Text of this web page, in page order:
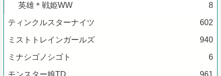
英雄＊戦姫WW 8
ティンクルスターナイツ 602
ミストトレインガールズ 940
ミナシゴノシゴト 6
モンスター娘TD 961